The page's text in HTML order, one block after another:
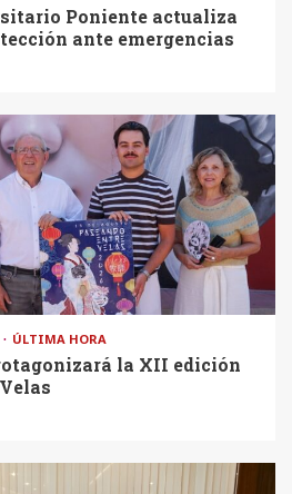
Poniente actualiza
ante emergencias
ÚLTIMA HORA
la XII edición